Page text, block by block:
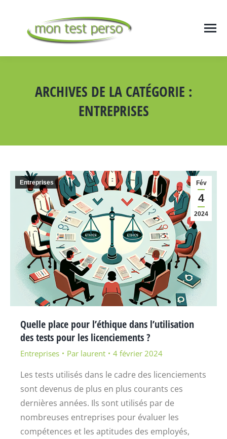
ARCHIVES DE LA CATÉGORIE :
ENTREPRISES
Fév
4
2024
Entreprises
Quelle place pour l’éthique dans l’utilisation
des tests pour les licenciements ?
Entreprises Par laurent 4 février 2024
Les tests utilisés dans le cadre des licenciements
sont devenus de plus en plus courants ces
dernières années. Ils sont utilisés par de
nombreuses entreprises pour évaluer les
compétences et les aptitudes des employés,